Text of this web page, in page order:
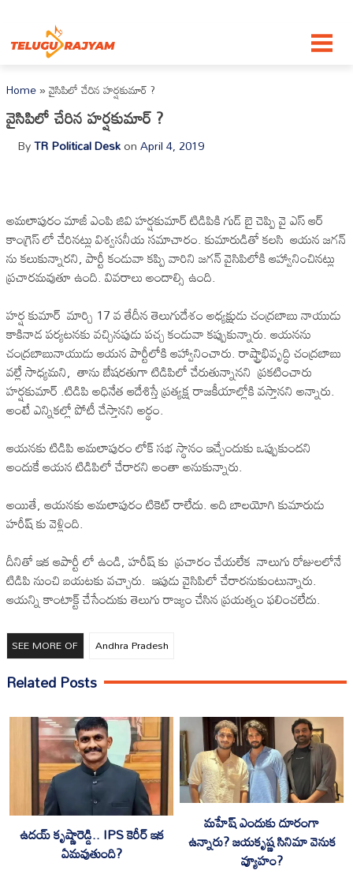
Home»వైసిపిలో చేరిన హర్షకుమార్ ?
వైసిపిలో చేరిన హర్షకుమార్ ?
ByTR Political DeskonApril 4, 2019
అమలాపురం మాజీ ఎంపి జివి హర్షకుమార్ టిడిపికి గుడ్ బై చెప్పి వై ఎస్ ఆర్
కాంగ్రెస్ లో చేరినట్లు విశ్వసనీయ సమాచారం. కుమారుడితో కలసి ఆయన జగన్
ను కలుకున్నారని, పార్టీ కండువా కప్పి వారిని జగన్ వైసిపిలోకి ఆహ్వానించినట్లు
ప్రచారమవుతూ ఉంది. వివరాలు అందాల్సి ఉంది.
హర్ష కుమార్ మార్చి 17 వ తేదీన తెలుగుదేశం అధ్యక్షుడు చంద్రబాబు నాయుడు
కాకినాడ పర్యటనకు వచ్చినపుడు పచ్చ కండువా కప్పుకున్నారు. ఆయనను
చంద్రబాబునాయుడు ఆయన పార్టీలోకి ఆహ్వానించారు. రాష్ట్రాభివృద్ధి చంద్రబాబు
వల్లే సాధ్యమని, తాను బేషరతుగా టిడిపిలో చేరుతున్నానని ప్రకటించారు
హర్షకుమార్ .టిడిపి అధినేత ఆదేశిస్తే ప్రత్యక్ష రాజకీయాల్లోకి వస్తానని అన్నారు.
అంటే ఎన్నికల్లో పోటీ చేస్తానని అర్థం.
ఆయనకు టిడిపి అమలాపురం లోక్ సభ స్థానం ఇచ్చేందుకు ఒప్పుకుందని
అందుకే ఆయన టిడిపిలో చేరారని అంతా అనుకున్నారు.
అయితే, ఆయనకు అమలాపురం టికెట్ రాలేదు. అది బాలయోగి కుమారుడు
హరీష్ కు వెళ్లింది.
దీనితో ఇక ఆపార్టీ లో ఉండి, హరీష్ కు ప్రచారం చేయలేక నాలుగు రోజులలోనే
టిడిపి నుంచి బయటకు వచ్చారు. ఇపుడు వైసిపిలో చేరారనుకుంటున్నారు.
ఆయన్ని కాంటాక్ట్ చేసేందుకు తెలుగు రాజ్యం చేసిన ప్రయత్నం ఫలించలేదు.
SEE MORE OF Andhra Pradesh
Related Posts
ఉదయ్ కృష్ణారెడ్డి.. IPS కెరీర్ ఇక
ఏమవుతుంది?
మహేష్ ఎందుకు దూరంగా
ఉన్నారు? జయకృష్ణ సినిమా వెనుక
వ్యూహం?